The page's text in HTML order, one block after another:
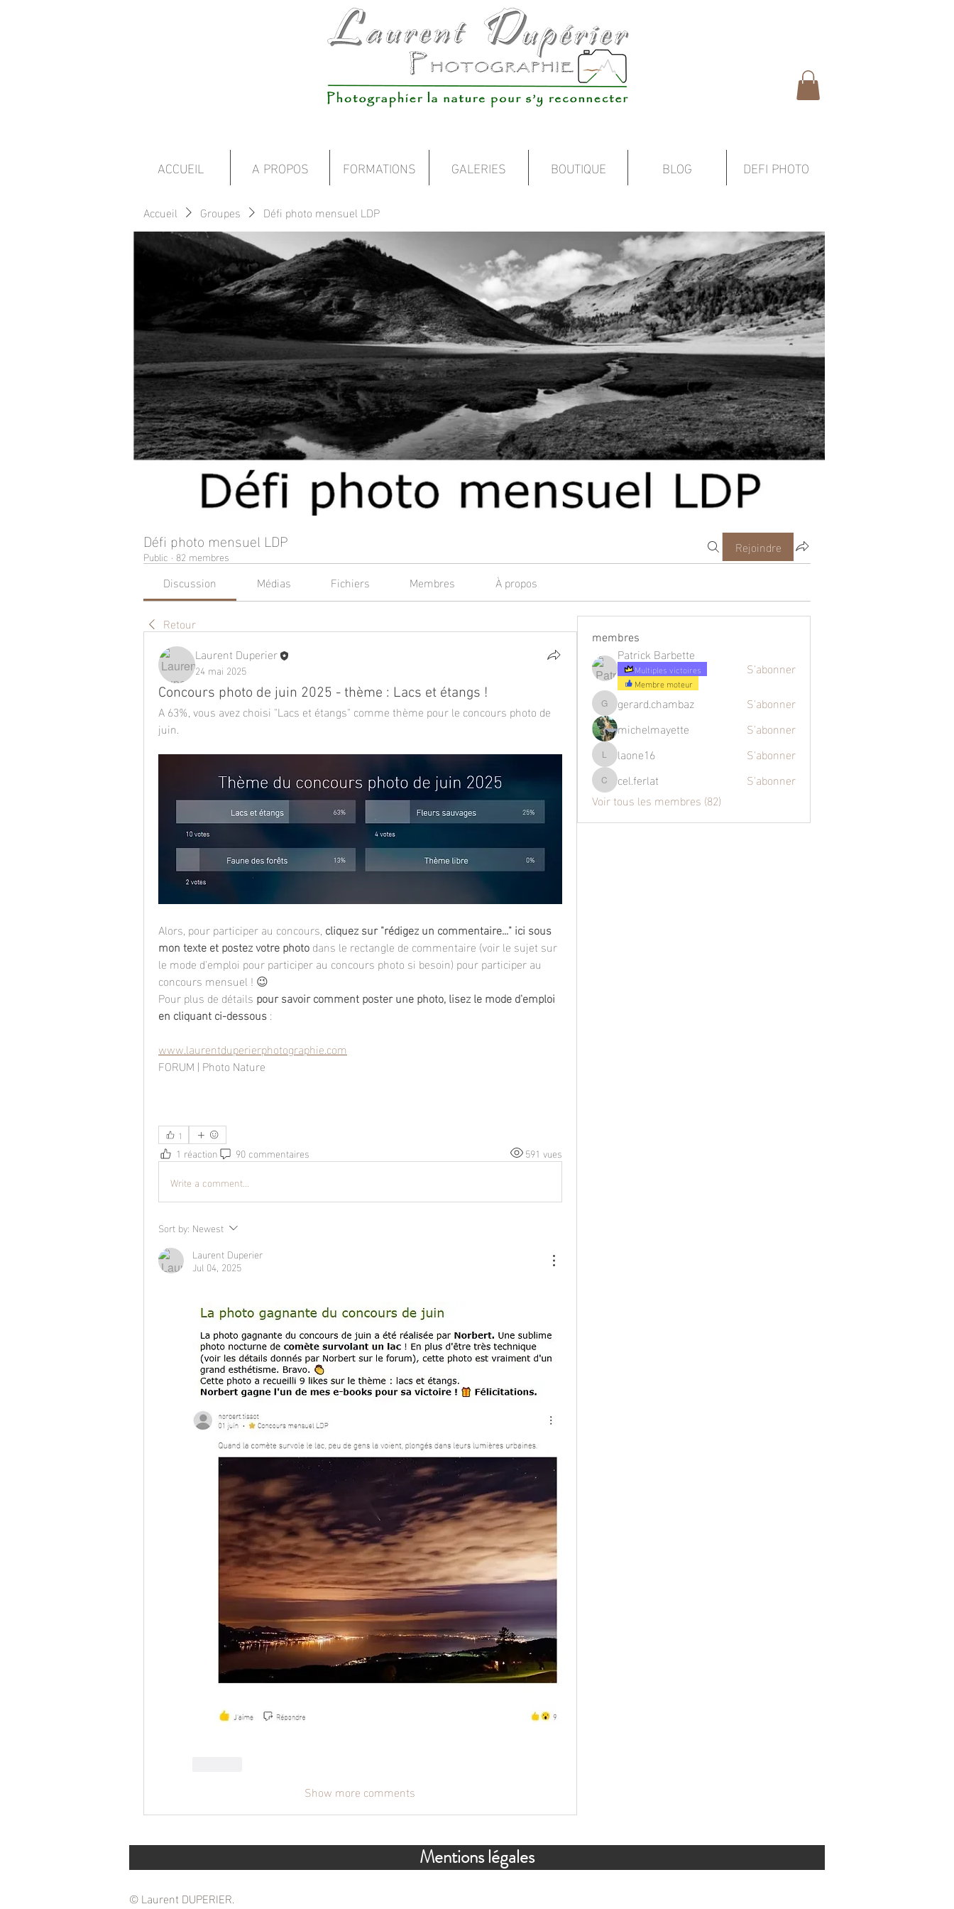
ACCUEIL A PROPOS FORMATIONS GALERIES BOUTIQUE BLOG DEFI PHOTO
Accueil Groupes Défi photo mensuel LDP
Défi photo mensuel LDP
Public · 82 membres
Rejoindre
Discussion
Médias Fichiers Membres
À propos
Retour
Laurent Duperier
24 mai 2025
Concours photo de juin 2025 - thème : Lacs et étangs !
A 63%, vous avez choisi "Lacs et étangs" comme thème pour le concours photo de
juin.
Alors, pour participer au concours, cliquez sur "rédigez un commentaire..." ici sous
mon texte et postez votre photo dans le rectangle de commentaire (voir le sujet sur
le mode d'emploi pour participer au concours photo si besoin) pour participer au
concours mensuel ! 😉
Pour plus de détails pour savoir comment poster une photo, lisez le mode d'emploi
en cliquant ci-dessous :
www.laurentduperierphotographie.com
FORUM | Photo Nature
1
1 réaction 90 commentaires
591 vues
Write a comment...
Sort by: Newest
Laurent Duperier
Jul 04, 2025
Show more comments
membres
Patrick Barbette
Multiples victoires
Membre moteur
S'abonner
gerard.chambaz
gerard.chambaz
S'abonner
michelmayette
S'abonner
laone16laone16 S'abonner
cel.ferlat
cel.ferlat
S'abonner
Voir tous les membres (82)
© Laurent DUPERIER.
Mentions légales